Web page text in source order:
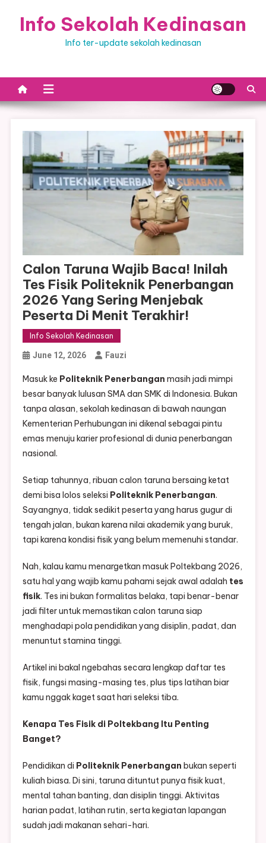
Info Sekolah Kedinasan
Info ter-update sekolah kedinasan
Calon Taruna Wajib Baca! Inilah
Tes Fisik Politeknik Penerbangan
2026 Yang Sering Menjebak
Peserta Di Menit Terakhir!
Info Sekolah Kedinasan
June 12, 2026 Fauzi
Masuk ke Politeknik Penerbangan masih jadi mimpi
besar banyak lulusan SMA dan SMK di Indonesia. Bukan
tanpa alasan, sekolah kedinasan di bawah naungan
Kementerian Perhubungan ini dikenal sebagai pintu
emas menuju karier profesional di dunia penerbangan
nasional.
Setiap tahunnya, ribuan calon taruna bersaing ketat
demi bisa lolos seleksi Politeknik Penerbangan.
Sayangnya, tidak sedikit peserta yang harus gugur di
tengah jalan, bukan karena nilai akademik yang buruk,
tapi karena kondisi fisik yang belum memenuhi standar.
Nah, kalau kamu menargetkan masuk Poltekbang 2026,
satu hal yang wajib kamu pahami sejak awal adalah tes
fisik. Tes ini bukan formalitas belaka, tapi benar-benar
jadi filter untuk memastikan calon taruna siap
menghadapi pola pendidikan yang disiplin, padat, dan
menuntut stamina tinggi.
Artikel ini bakal ngebahas secara lengkap daftar tes
fisik, fungsi masing-masing tes, plus tips latihan biar
kamu nggak kaget saat hari seleksi tiba.
Kenapa Tes Fisik di Poltekbang Itu Penting
Banget?
Pendidikan di Politeknik Penerbangan bukan seperti
kuliah biasa. Di sini, taruna dituntut punya fisik kuat,
mental tahan banting, dan disiplin tinggi. Aktivitas
harian padat, latihan rutin, serta kegiatan lapangan
sudah jadi makanan sehari-hari.